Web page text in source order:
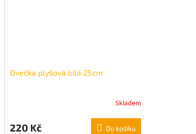
Ovečka plyšová bílá 25cm
Skladem
220 Kč Do košíku